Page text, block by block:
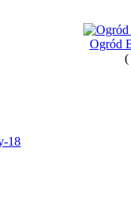
Ogród
(